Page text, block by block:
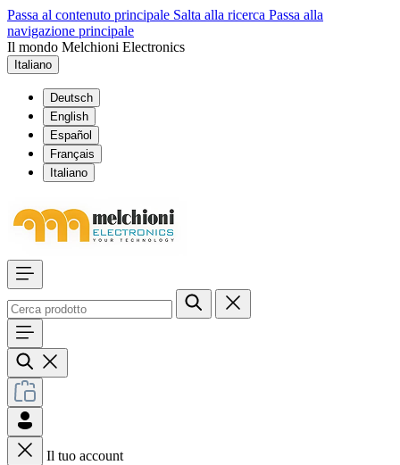
Passa al contenuto principale Salta alla ricerca Passa alla
navigazione principale
Il mondo Melchioni Electronics
Italiano
Deutsch
English
Español
Français
Italiano
Il tuo account